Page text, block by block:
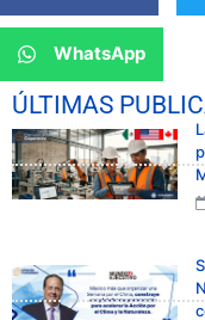
WhatsApp
ÚLTIMAS